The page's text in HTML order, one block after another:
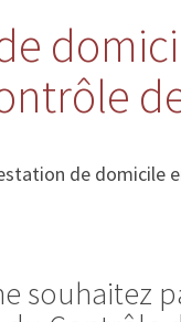
de domicile
souhaitez